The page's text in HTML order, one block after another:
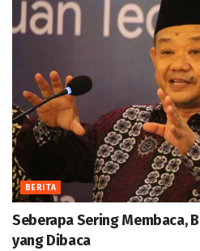
BERITA
Seberapa Sering Membaca,
yang Dibaca